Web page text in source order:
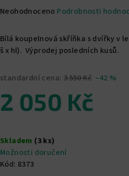
Průměrné
produktu
je
5
hvězdiček.
Neohodnoceno Podrobnosti
Bílá koupelnová skříňka s dvířky v
š x hl). Výprodej posledních kusů.
standardní cena: 3 550 Kč –42 %
2 050 Kč
cena:
Skladem (3 ks)
Možnosti doručení
Kód: 8373